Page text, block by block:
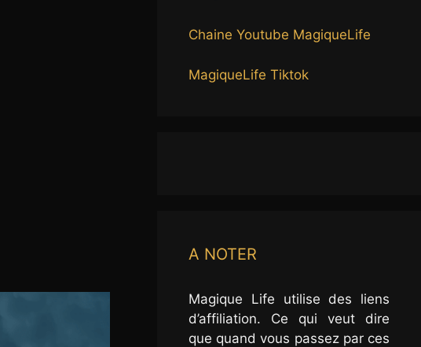
Chaine Youtube MagiqueLife
MagiqueLife Tiktok
A NOTER
Magique Life utilise des liens
d’affiliation. Ce qui veut dire
que quand vous passez par ces